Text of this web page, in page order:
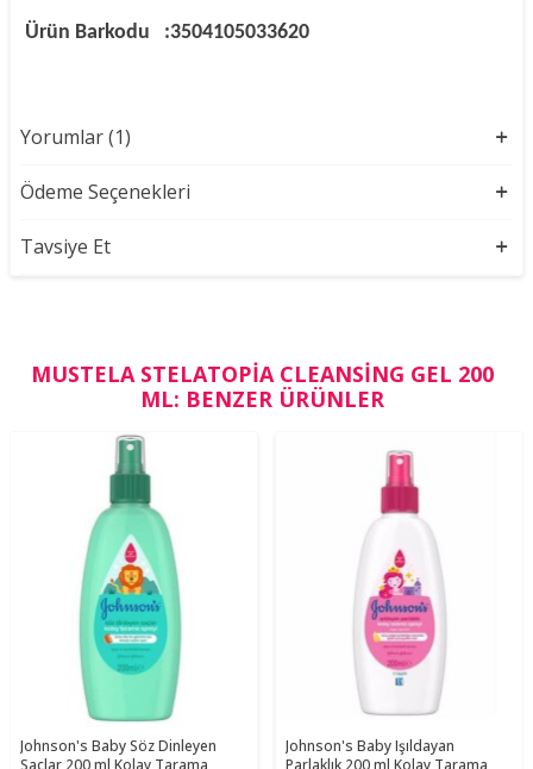
Ürün Barkodu
:3504105033620
Yorumlar (1)
Ödeme Seçenekleri
Tavsiye Et
MUSTELA STELATOPIA CLEANSING GEL 200
ML: BENZER ÜRÜNLER
Johnson's Baby Söz Dinleyen
Saçlar 200 ml Kolay Tarama
Johnson's Baby Işıldayan
Parlaklık 200 ml Kolay Tarama